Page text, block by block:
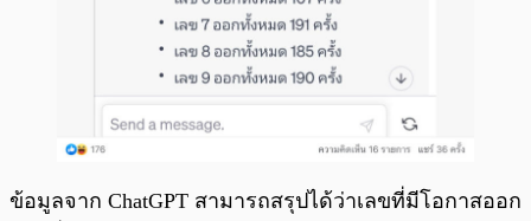
ข้อมูลจาก ChatGPT สามารถสรุปได้ว่าเลขที่มีโอกาสออก